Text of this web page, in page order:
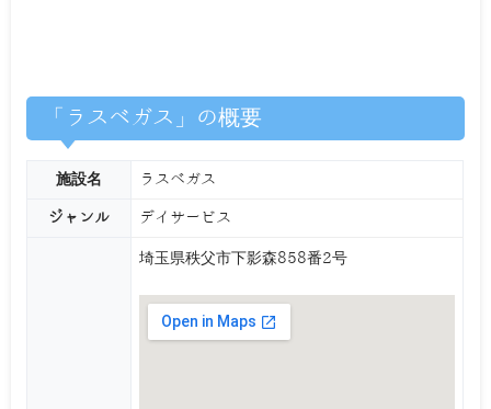
「ラスベガス」の概要
施設名 ラスベガス
ジャンル デイサービス
埼玉県秩父市下影森858番2号